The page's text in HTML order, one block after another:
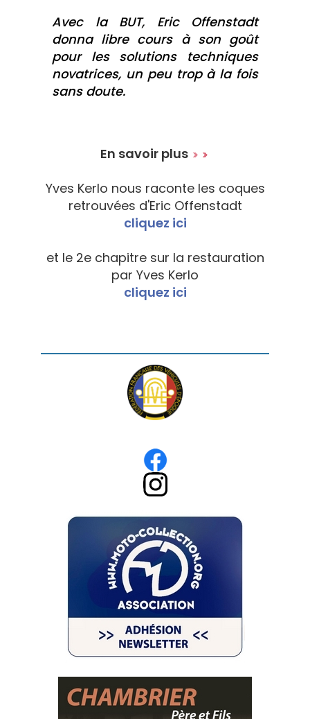
Avec la BUT, Eric Offenstadt
donna libre cours à son goût
pour les solutions techniques
novatrices, un peu trop à la fois
sans doute.
En savoir plus
Yves Kerlo nous raconte les coques
retrouvées d'Eric Offenstadt
cliquez ici
et le 2e chapitre sur la restauration
par Yves Kerlo
cliquez ici